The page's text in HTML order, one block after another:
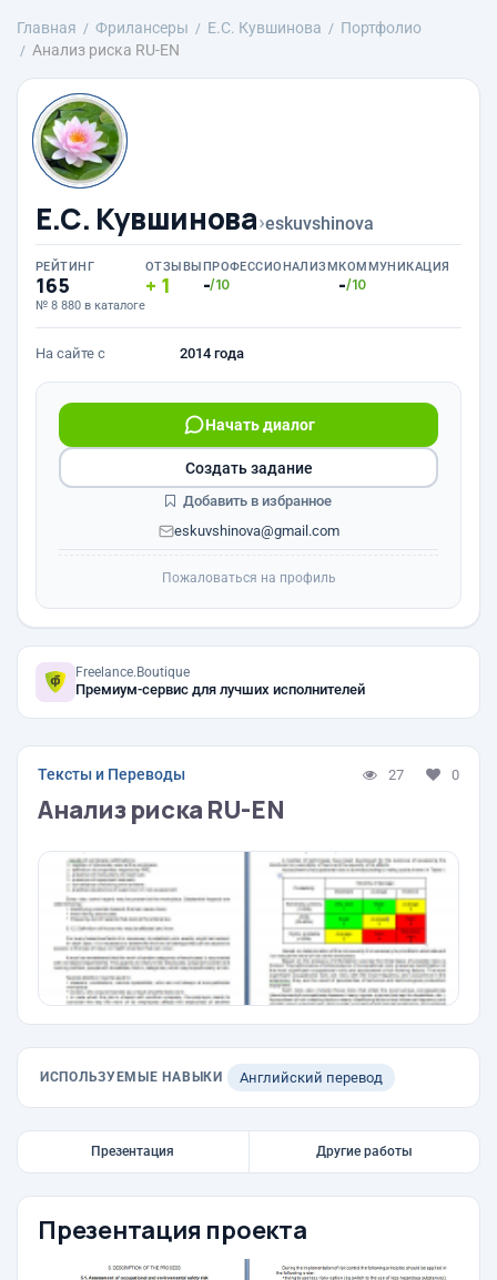
Главная Фрилансеры E.С. Кувшинова
Портфолио
Анализ риска RU-EN
E.С. Кувшинова›eskuvshinova
РЕЙТИНГ
165
№ 8 880 в каталоге
ОТЗЫВЫ
1
ПРОФЕССИОНАЛИЗМ
-/10
КОММУНИКАЦИЯ
-/10
На сайте с 2014 года
Начать диалог
eskuvshinova@gmail.com
Создать задание
Добавить в избранное
Пожаловаться на профиль
Freelance.Boutique
Премиум-сервис для лучших исполнителей
Тексты и Переводы 27 0
Анализ риска RU-EN
ИСПОЛЬЗУЕМЫЕ НАВЫКИ Английский перевод
Презентация Другие работы
Презентация проекта